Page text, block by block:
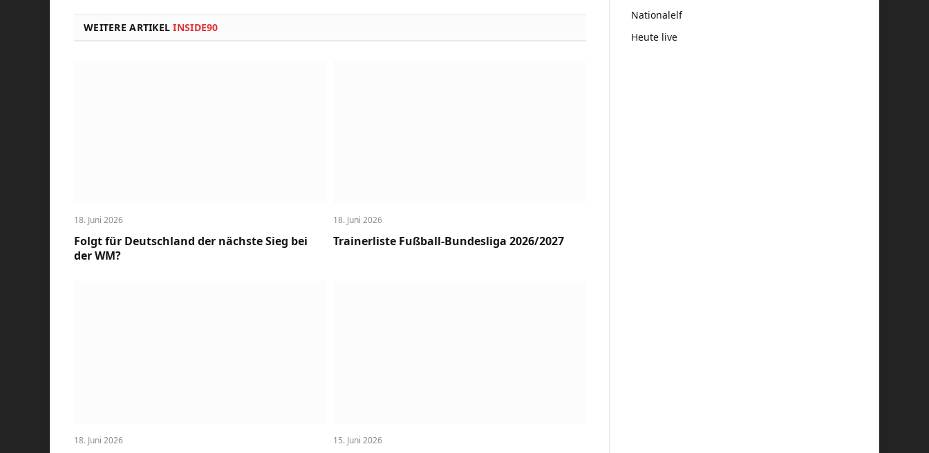
WEITERE ARTIKELINSIDE90
18. Juni 2026
Folgt für Deutschland der nächste Sieg bei
der WM?
18. Juni 2026
Trainerliste Fußball-Bundesliga 2026/2027
18. Juni 2026 15. Juni 2026
Nationalelf
Heute live